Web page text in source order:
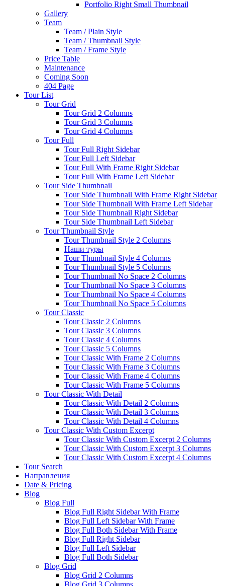
Portfolio Right Small Thumbnail
Gallery
Team
Team / Plain Style
Team / Thumbnail Style
Team / Frame Style
Price Table
Maintenance
Coming Soon
404 Page
Tour List
Tour Grid
Tour Grid 2 Columns
Tour Grid 3 Columns
Tour Grid 4 Columns
Tour Full
Tour Full Right Sidebar
Tour Full Left Sidebar
Tour Full With Frame Right Sidebar
Tour Full With Frame Left Sidebar
Tour Side Thumbnail
Tour Side Thumbnail With Frame Right Sidebar
Tour Side Thumbnail With Frame Left Sidebar
Tour Side Thumbnail Right Sidebar
Tour Side Thumbnail Left Sidebar
Tour Thumbnail Style
Tour Thumbnail Style 2 Columns
Наши туры
Tour Thumbnail Style 4 Columns
Tour Thumbnail Style 5 Columns
Tour Thumbnail No Space 2 Columns
Tour Thumbnail No Space 3 Columns
Tour Thumbnail No Space 4 Columns
Tour Thumbnail No Space 5 Columns
Tour Classic
Tour Classic 2 Columns
Tour Classic 3 Columns
Tour Classic 4 Columns
Tour Classic 5 Columns
Tour Classic With Frame 2 Columns
Tour Classic With Frame 3 Columns
Tour Classic With Frame 4 Columns
Tour Classic With Frame 5 Columns
Tour Classic With Detail
Tour Classic With Detail 2 Columns
Tour Classic With Detail 3 Columns
Tour Classic With Detail 4 Columns
Tour Classic With Custom Excerpt
Tour Classic With Custom Excerpt 2 Columns
Tour Classic With Custom Excerpt 3 Columns
Tour Classic With Custom Excerpt 4 Columns
Tour Search
Направления
Date & Pricing
Blog
Blog Full
Blog Full Right Sidebar With Frame
Blog Full Left Sidebar With Frame
Blog Full Both Sidebar With Frame
Blog Full Right Sidebar
Blog Full Left Sidebar
Blog Full Both Sidebar
Blog Grid
Blog Grid 2 Columns
Blog Grid 3 Columns